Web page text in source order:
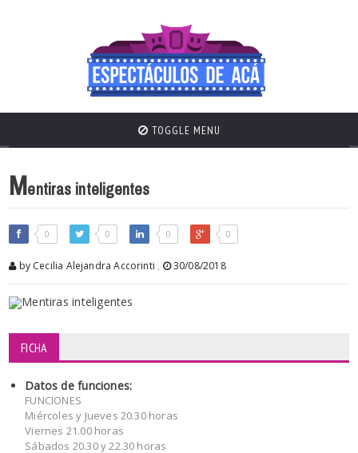
TOGGLE MENU
Mentiras inteligentes
0 0 0 0
by Cecilia Alejandra Accorinti , 30/08/2018
FICHA
Datos de funciones:
FUNCIONES
Miércoles y Jueves 20.30 horas
Viernes 21.00 horas
Sábados 20.30 y 22.30 horas